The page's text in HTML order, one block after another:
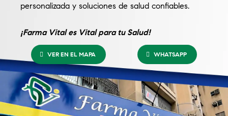
personalizada y soluciones de salud confiables.
¡Farma Vital es Vital para tu Salud!
VER EN EL MAPA WHATSAPP